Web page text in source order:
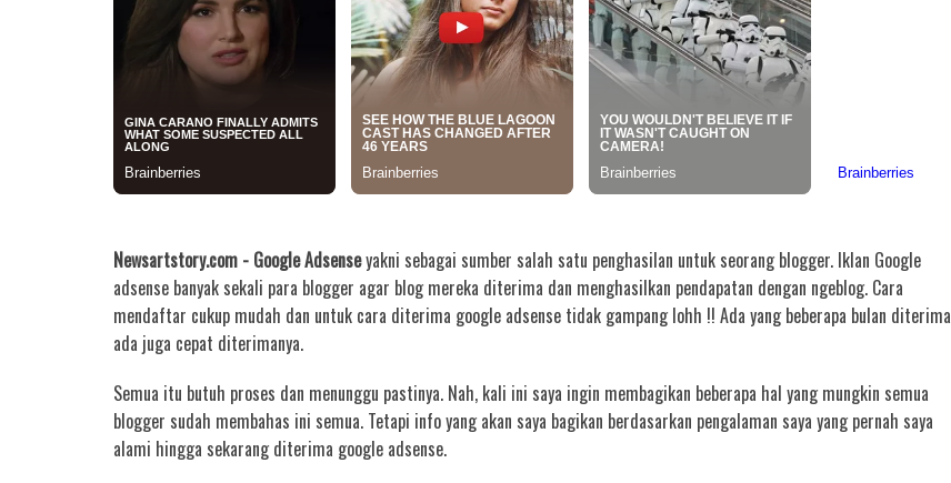
Newsartstory.com - Google Adsenseyakni sebagai sumber salah satu penghasilan untuk seorang blogger. Iklan Google
adsense banyak sekali para blogger agar blog mereka diterima dan menghasilkan pendapatan dengan ngeblog. Cara
mendaftar cukup mudah dan untuk cara diterima google adsense tidak gampang lohh !! Ada yang beberapa bulan diterima
ada juga cepat diterimanya.
Semua itu butuh proses dan menunggu pastinya. Nah, kali ini saya ingin membagikan beberapa hal yang mungkin semua
blogger sudah membahas ini semua. Tetapi info yang akan saya bagikan berdasarkan pengalaman saya yang pernah saya
alami hingga sekarang diterima google adsense.